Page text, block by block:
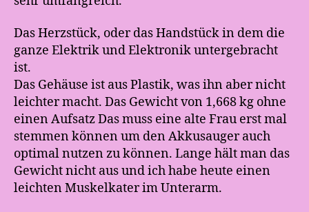
Das Herzstück, oder das Handstück in dem die
ganze Elektrik und Elektronik untergebracht
ist.
Das Gehäuse ist aus Plastik, was ihn aber nicht
leichter macht. Das Gewicht von 1,668 kg ohne
einen Aufsatz Das muss eine alte Frau erst mal
stemmen können um den Akkusauger auch
optimal nutzen zu können. Lange hält man das
Gewicht nicht aus und ich habe heute einen
leichten Muskelkater im Unterarm.